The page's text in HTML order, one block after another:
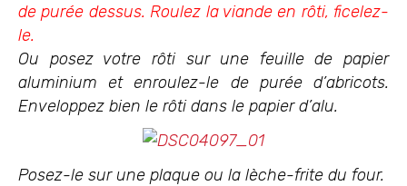
de purée dessus. Roulez la viande en rôti, ficelez-
le.
Ou posez votre rôti sur une feuille de papier
aluminium et enroulez-le de purée d’abricots.
Enveloppez bien le rôti dans le papier d’alu.
Posez-le sur une plaque ou la lèche-frite du four.